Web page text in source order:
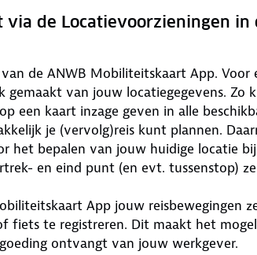
de Locatievoorzieningen in
de ANWB Mobiliteitskaart App. Voor
van jouw locatiegegevens. Zo
een kaart inzage geven in alle
je (vervolg)reis kunt plannen.
het bepalen van jouw huidige locatie
en eind punt (en evt. tussenstop)
App jouw reisbewegingen
fiets te registreren. Dit maakt het
ontvangt van jouw werkgever.